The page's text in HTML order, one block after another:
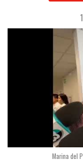
1
Marina del